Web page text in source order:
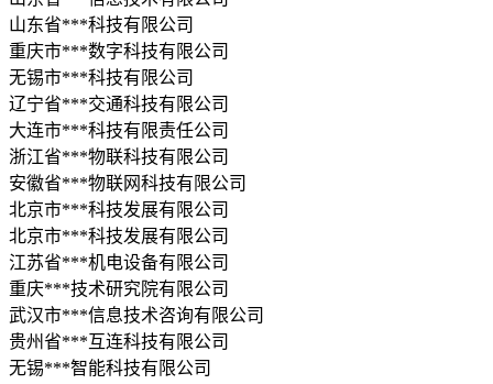
山东省***科技有限公司
重庆市***数字科技有限公司
无锡市***科技有限公司
辽宁省***交通科技有限公司
大连市***科技有限责任公司
浙江省***物联科技有限公司
安徽省***物联网科技有限公司
北京市***科技发展有限公司
北京市***科技发展有限公司
江苏省***机电设备有限公司
重庆***技术研究院有限公司
武汉市***信息技术咨询有限公司
贵州省***互连科技有限公司
无锡***智能科技有限公司